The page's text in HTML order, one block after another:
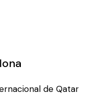
de Qatar